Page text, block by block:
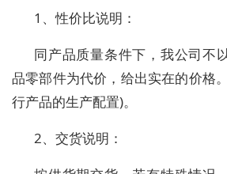
1、性价比说明：
同产品质量条件下，我公司不
品零部件为代价，给出实在的价格
行产品的生产配置)。
2、交货说明：